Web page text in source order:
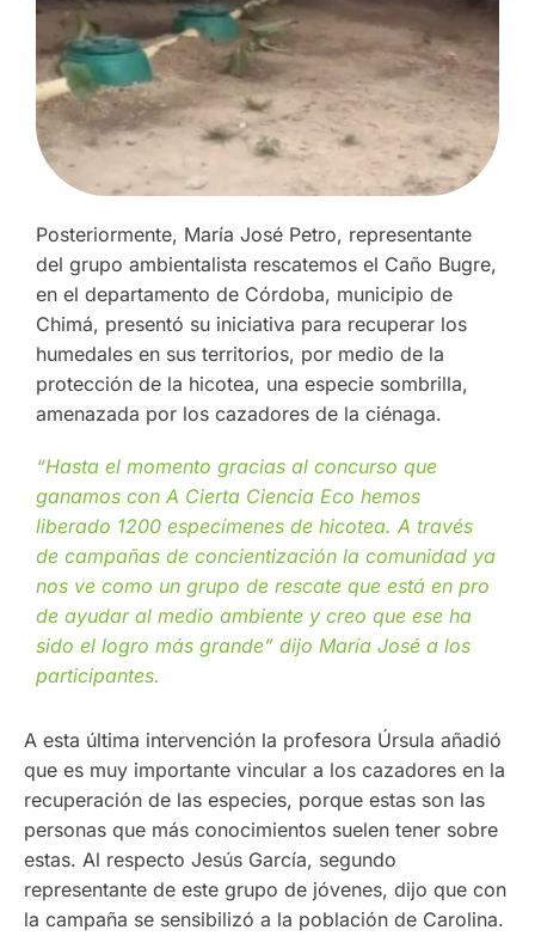
Posteriormente, María José Petro, representante
del grupo ambientalista rescatemos el Caño Bugre,
en el departamento de Córdoba, municipio de
Chimá, presentó su iniciativa para recuperar los
humedales en sus territorios, por medio de la
protección de la hicotea, una especie sombrilla,
amenazada por los cazadores de la ciénaga.
“Hasta el momento gracias al concurso que
ganamos con A Cierta Ciencia Eco hemos
liberado 1200 especímenes de hicotea. A través
de campañas de concientización la comunidad ya
nos ve como un grupo de rescate que está en pro
de ayudar al medio ambiente y creo que ese ha
sido el logro más grande” dijo María José a los
participantes.
A esta última intervención la profesora Úrsula añadió
que es muy importante vincular a los cazadores en la
recuperación de las especies, porque estas son las
personas que más conocimientos suelen tener sobre
estas. Al respecto Jesús García, segundo
representante de este grupo de jóvenes, dijo que con
la campaña se sensibilizó a la población de Carolina.